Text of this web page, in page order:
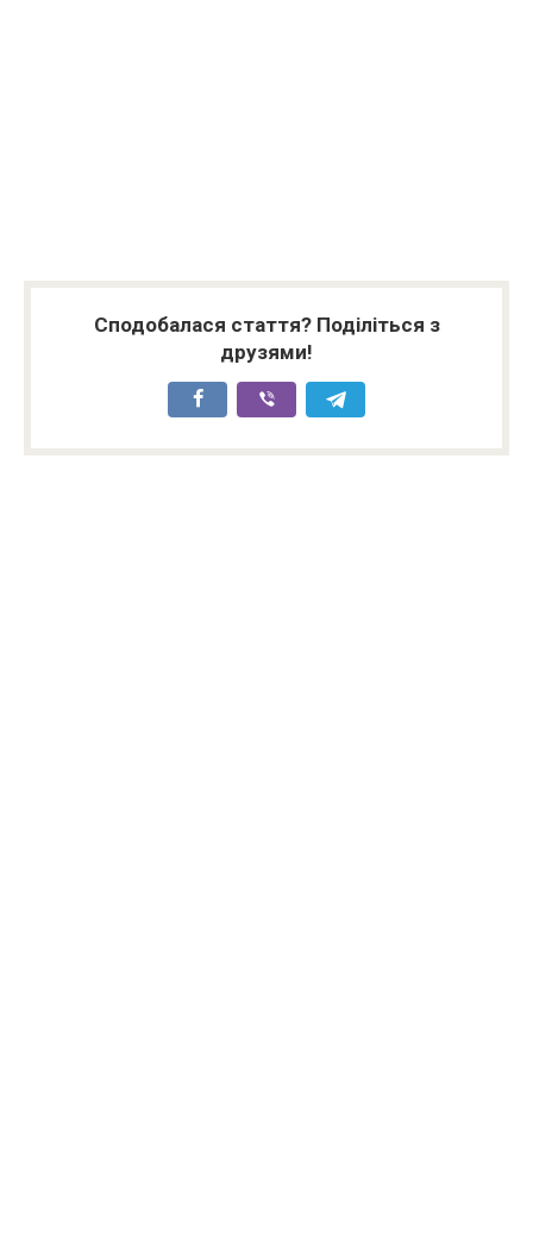
Сподобалася стаття? Поділіться з
друзями!